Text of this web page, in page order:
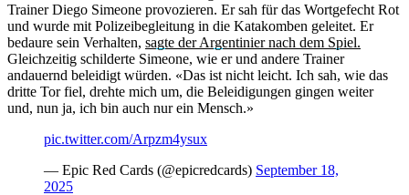
Trainer Diego Simeone provozieren. Er sah für das Wortgefecht Rot
und wurde mit Polizeibegleitung in die Katakomben geleitet. Er
bedaure sein Verhalten, sagte der Argentinier nach dem Spiel.
Gleichzeitig schilderte Simeone, wie er und andere Trainer
andauernd beleidigt würden. «Das ist nicht leicht. Ich sah, wie das
dritte Tor fiel, drehte mich um, die Beleidigungen gingen weiter
und, nun ja, ich bin auch nur ein Mensch.»
pic.twitter.com/Arpzm4ysux
— Epic Red Cards (@epicredcards) September 18,
2025